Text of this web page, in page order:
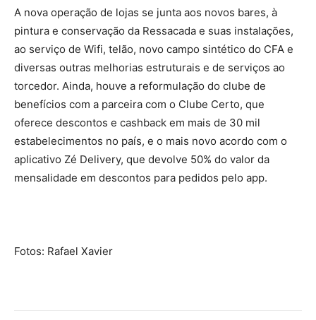
A nova operação de lojas se junta aos novos bares, à
pintura e conservação da Ressacada e suas instalações,
ao serviço de Wifi, telão, novo campo sintético do CFA e
diversas outras melhorias estruturais e de serviços ao
torcedor. Ainda, houve a reformulação do clube de
benefícios com a parceira com o Clube Certo, que
oferece descontos e cashback em mais de 30 mil
estabelecimentos no país, e o mais novo acordo com o
aplicativo Zé Delivery, que devolve 50% do valor da
mensalidade em descontos para pedidos pelo app.
Fotos: Rafael Xavier